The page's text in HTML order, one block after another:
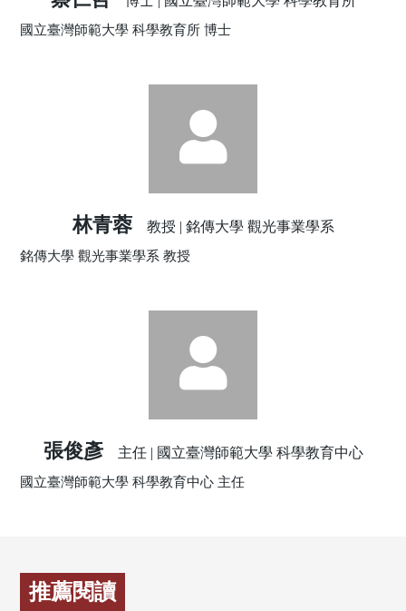
國立臺灣師範大學 科學教育所 博士
林青蓉 教授 | 銘傳大學 觀光事業學系
銘傳大學 觀光事業學系 教授
張俊彥 主任 | 國立臺灣師範大學 科學教育中心
國立臺灣師範大學 科學教育中心 主任
推薦閱讀